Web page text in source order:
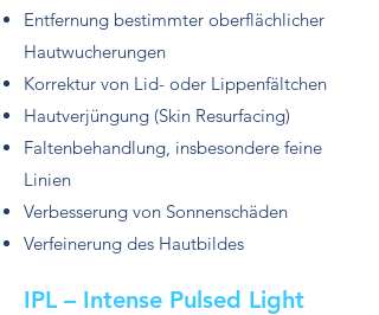
Entfernung bestimmter oberflächlicher
Hautwucherungen
Korrektur von Lid- oder Lippenfältchen
​Hautverjüngung (Skin Resurfacing)
Faltenbehandlung, insbesondere feine
Linien
Verbesserung von Sonnenschäden
Verfeinerung des Hautbildes
IPL – Intense Pulsed Light